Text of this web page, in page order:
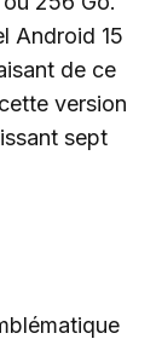
Android 15
de ce
version
sept